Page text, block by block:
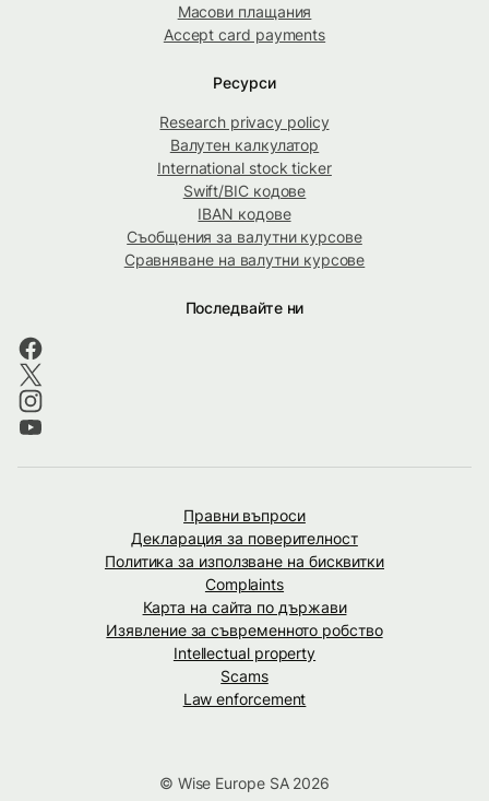
Масови плащания
Accept card payments
Ресурси
Research privacy policy
Валутен калкулатор
International stock ticker
Swift/BIC кодове
IBAN кодове
Съобщения за валутни курсове
Сравняване на валутни курсове
Последвайте ни
Правни въпроси
Декларация за поверителност
Политика за използване на бисквитки
Complaints
Карта на сайта по държави
Изявление за съвременното робство
Intellectual property
Scams
Law enforcement
© Wise Europe SA 2026